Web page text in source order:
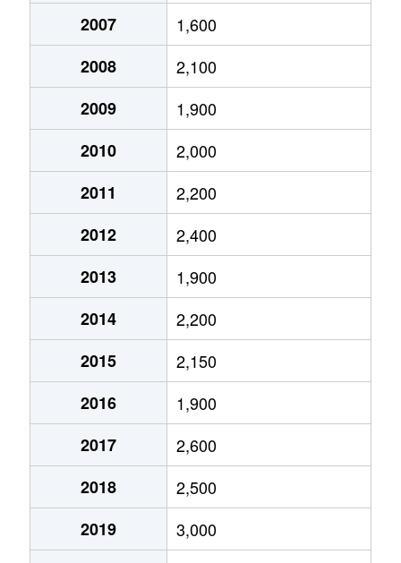
花見東
4,300万円
花見南
4,000万円 千鳥
3,600万円 ししぶ
舞の里
3,000万円 千鳥
舞の里
1,200万円 千鳥
6,300万円 ししぶ
薬王寺
1,800万円 古賀
2007
1,600
2008
2,100
2009
1,900
2010
2,000
2011
2,200
2012
2,400
2013
1,900
2014
2,200
2015
2,150
2016
1,900
2017
2,600
2018
2,500
2019
3,000